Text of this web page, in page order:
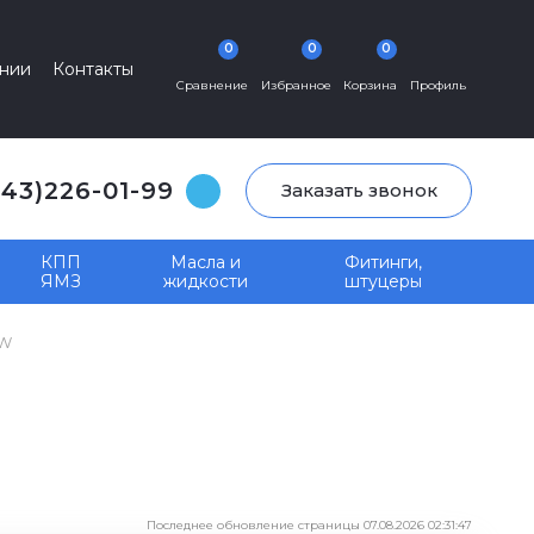
Контакты
Сравнение
0
Избранное
0
Корзина
0
Профиль
01-99 Заказать звонок
КПП
ЯМЗ
Масла и
жидкости
Фитинги,
штуцеры
Последнее обновление страницы 07.08.2026 02:31:47